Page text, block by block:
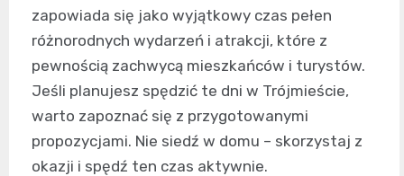
zapowiada się jako wyjątkowy czas pełen
różnorodnych wydarzeń i atrakcji, które z
pewnością zachwycą mieszkańców i turystów.
Jeśli planujesz spędzić te dni w Trójmieście,
warto zapoznać się z przygotowanymi
propozycjami. Nie siedź w domu – skorzystaj z
okazji i spędź ten czas aktywnie.